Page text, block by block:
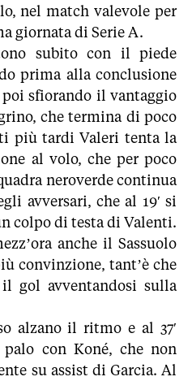
nel match valevole per
giornata di Serie A.
subito con il piede
prima alla conclusione
sfiorando il vantaggio
che termina di poco
più tardi Valeri tenta la
al volo, che per poco
neroverde continua
avversari, che al 19′ si
colpo di testa di Valenti.
anche il Sassuolo
convinzione, tant’è che
gol avventandosi sulla
alzano il ritmo e al 37′
con Koné, che non
su assist di Garcia. Al